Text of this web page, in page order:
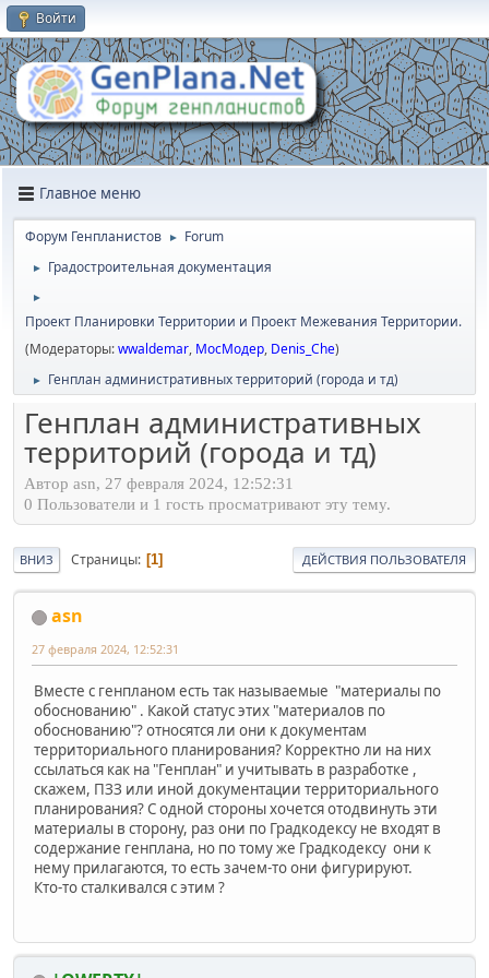
Войти
Главное меню
Форум Генпланистов ► Forum
► Градостроительная документация
►
Проект Планировки Территории и Проект Межевания Территории.
(Модераторы:wwaldemar, МосМодер, Denis_Che)
► Генплан административных территорий (города и тд)
Генплан административных
территорий (города и тд)
Автор asn, 27 февраля 2024, 12:52:31
0 Пользователи и 1 гость просматривают эту тему.
ВНИЗ Страницы 1 ДЕЙСТВИЯ ПОЛЬЗОВАТЕЛЯ
asn
27 февраля 2024, 12:52:31
Вместе с генпланом есть так называемые "материалы по
обоснованию" . Какой статус этих "материалов по
обоснованию"? относятся ли они к документам
территориального планирования? Корректно ли на них
ссылаться как на "Генплан" и учитывать в разработке ,
скажем, ПЗЗ или иной документации территориального
планирования? С одной стороны хочется отодвинуть эти
материалы в сторону, раз они по Градкодексу не входят в
содержание генплана, но по тому же Градкодексу они к
нему прилагаются, то есть зачем-то они фигурируют.
Кто-то сталкивался с этим ?